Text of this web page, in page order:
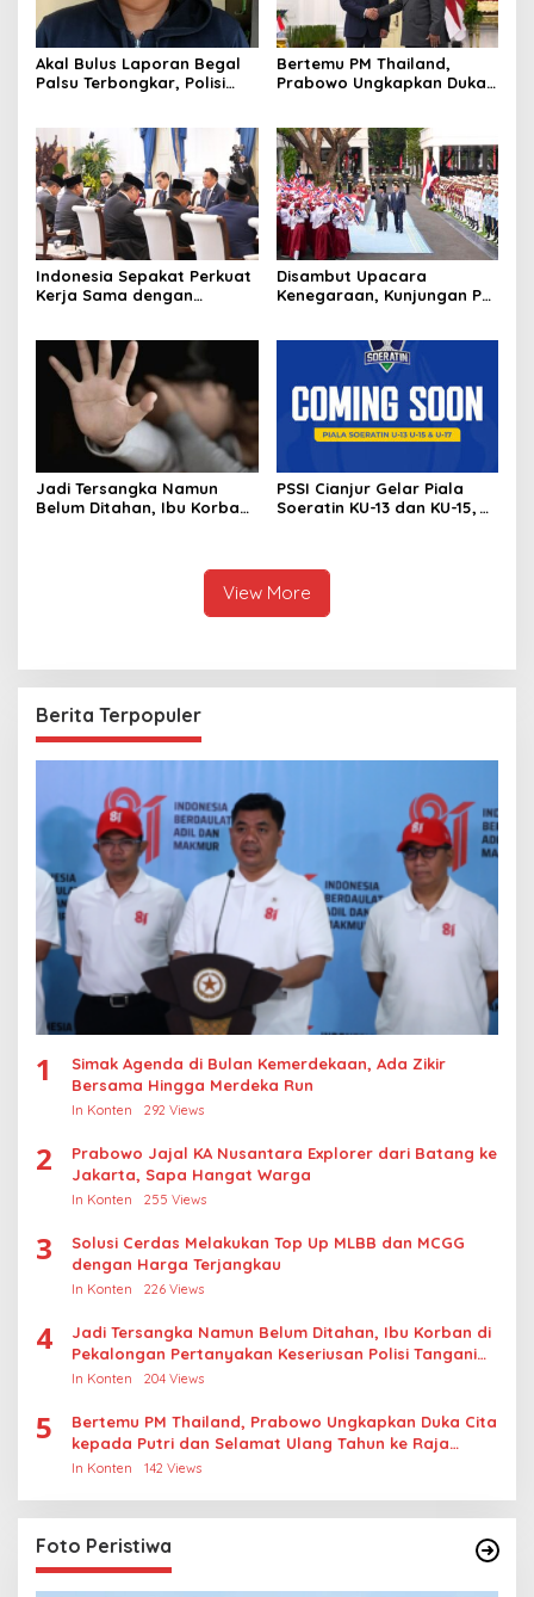
Akal Bulus Laporan Begal
Palsu Terbongkar, Polisi
Bertemu PM Thailand,
Prabowo Ungkapkan Duka
Raja Thailand
Indonesia Sepakat Perkuat
Kerja Sama dengan
Disambut Upacara
Kenegaraan, Kunjungan PM
Jadi Tersangka Namun
Belum Ditahan, Ibu Korban
PSSI Cianjur Gelar Piala
Soeratin KU-13 dan KU-15,
View More
Berita Terpopuler
1
Simak Agenda di Bulan Kemerdekaan, Ada Zikir
Bersama Hingga Merdeka Run
In Konten 292 Views
2
Prabowo Jajal KA Nusantara Explorer dari Batang ke
Jakarta, Sapa Hangat Warga
In Konten 255 Views
3
Solusi Cerdas Melakukan Top Up MLBB dan MCGG
dengan Harga Terjangkau
In Konten 226 Views
4
Jadi Tersangka Namun Belum Ditahan, Ibu Korban di
Pekalongan Pertanyakan Keseriusan Polisi Tangani
Kasus Rudapksa Sampai Anaknya Hamil
In Konten 204 Views
5
Bertemu PM Thailand, Prabowo Ungkapkan Duka Cita
kepada Putri dan Selamat Ulang Tahun ke Raja
Thailand
In Konten 142 Views
Foto Peristiwa